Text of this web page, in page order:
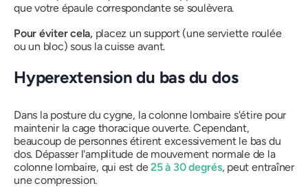
que votre épaule correspondante se soulèvera.
Pour éviter cela, placez un support (une serviette roulée
ou un bloc) sous la cuisse avant.
Hyperextension du bas du dos
Dans la posture du cygne, la colonne lombaire s'étire pour
maintenir la cage thoracique ouverte. Cependant,
beaucoup de personnes étirent excessivement le bas du
dos. Dépasser l'amplitude de mouvement normale de la
colonne lombaire, qui est de25 à 30 degrés, peut entraîner
une compression.